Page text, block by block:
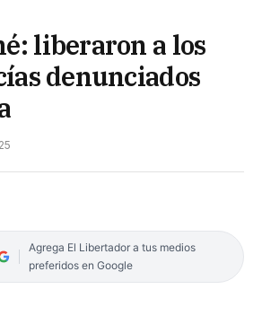
liberaron a los
denunciados
Agrega El Libertador a tus medios
preferidos en Google